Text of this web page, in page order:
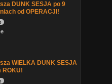
DUNK SESJA po 9
od OPERACJI!
WIELKA DUNK SESJA
ROKU!